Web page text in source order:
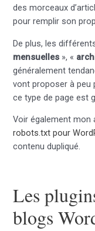
des morceaux
pour remplir son
De plus, les
mensuelles », «
généralement
vont proposer à peu
ce type de page est
Voir également mon
robots.txt pour
contenu dupliqué.
Les
blogs